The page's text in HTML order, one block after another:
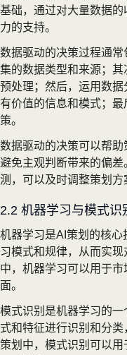
基础，通过对大量数据
力的支持。
数据驱动的决策过程通
集的数据类型和来源；
预处理；然后，运用数
有价值的信息和模式；
策。
数据驱动的决策可以帮助
避免主观判断带来的偏
测，可以及时调整策划方
2.2 机器学习与模式识
机器学习是AI策划的核
习模式和规律，从而实
中，机器学习可以用于
面。
模式识别是机器学习的
式和特征进行识别和分类
策划中，模式识别可以